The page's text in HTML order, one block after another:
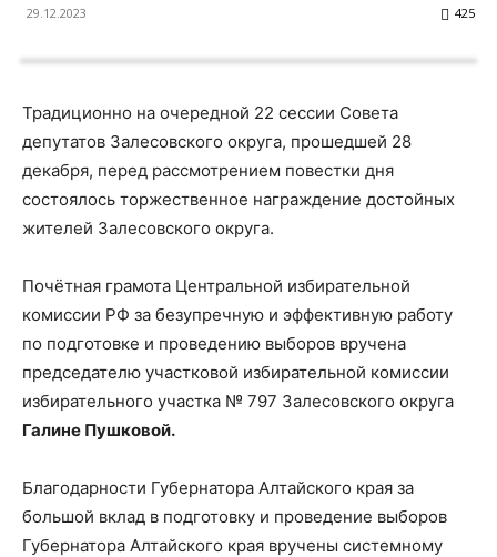
29.12.2023 425
Традиционно на очередной 22 сессии Совета
депутатов Залесовского округа, прошедшей 28
декабря, перед рассмотрением повестки дня
состоялось торжественное награждение достойных
жителей Залесовского округа.
Почётная грамота Центральной избирательной
комиссии РФ за безупречную и эффективную работу
по подготовке и проведению выборов вручена
председателю участковой избирательной комиссии
избирательного участка № 797 Залесовского округа
Галине Пушковой.
Благодарности Губернатора Алтайского края за
большой вклад в подготовку и проведение выборов
Губернатора Алтайского края вручены системному